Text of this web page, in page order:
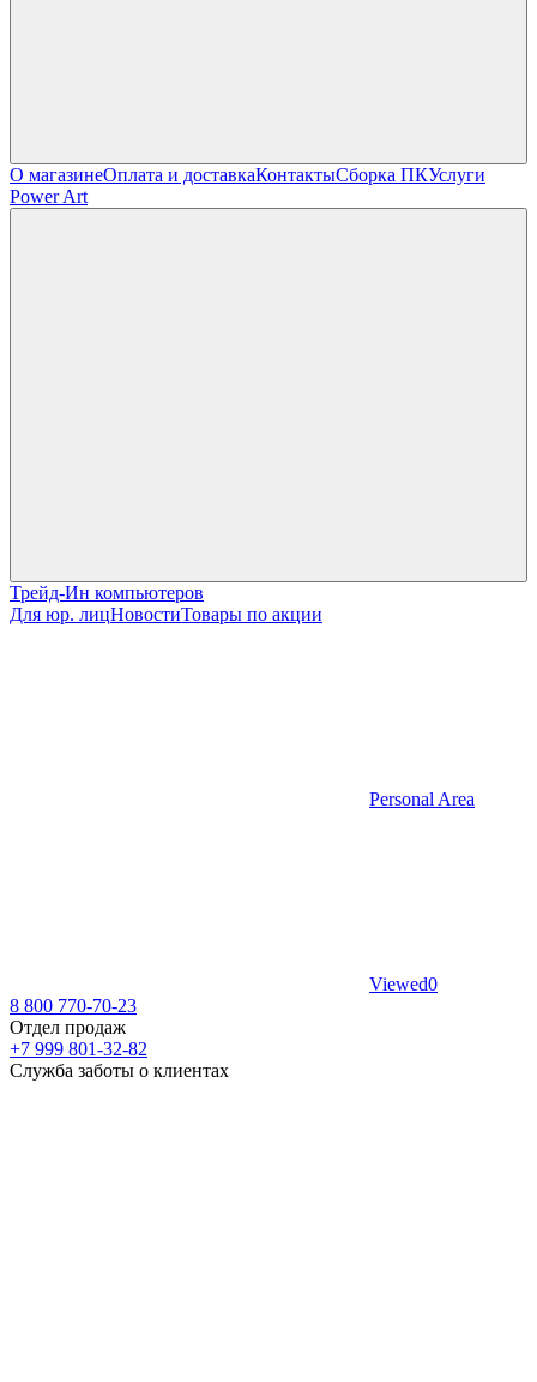
О магазинеОплата и доставкаКонтактыСборка ПКУслуги
Power Art
Трейд-Ин компьютеров
Для юр. лицНовостиТовары по акции
Personal Area
Viewed0
8 800 770-70-23
Отдел продаж
+7 999 801-32-82
Служба заботы о клиентах